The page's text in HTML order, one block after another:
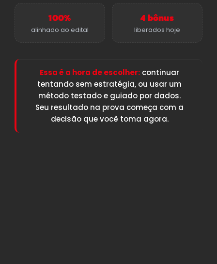
100%
alinhado ao edital
4 bônus
liberados hoje
Essa é a hora de escolher: continuar
tentando sem estratégia, ou usar um
método testado e guiado por dados.
Seu resultado na prova começa com a
decisão que você toma agora.